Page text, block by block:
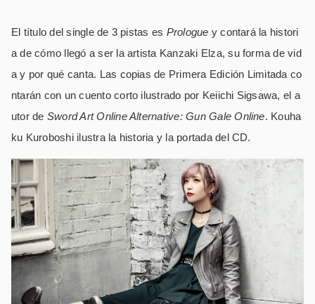
El título del single de 3 pistas es Prologue y contará la histori
a de cómo llegó a ser la artista Kanzaki Elza, su forma de vid
a y por qué canta. Las copias de Primera Edición Limitada co
ntarán con un cuento corto ilustrado por Keiichi Sigsawa, el a
utor de Sword Art Online Alternative: Gun Gale Online. Kouha
ku Kuroboshi ilustra la historia y la portada del CD.